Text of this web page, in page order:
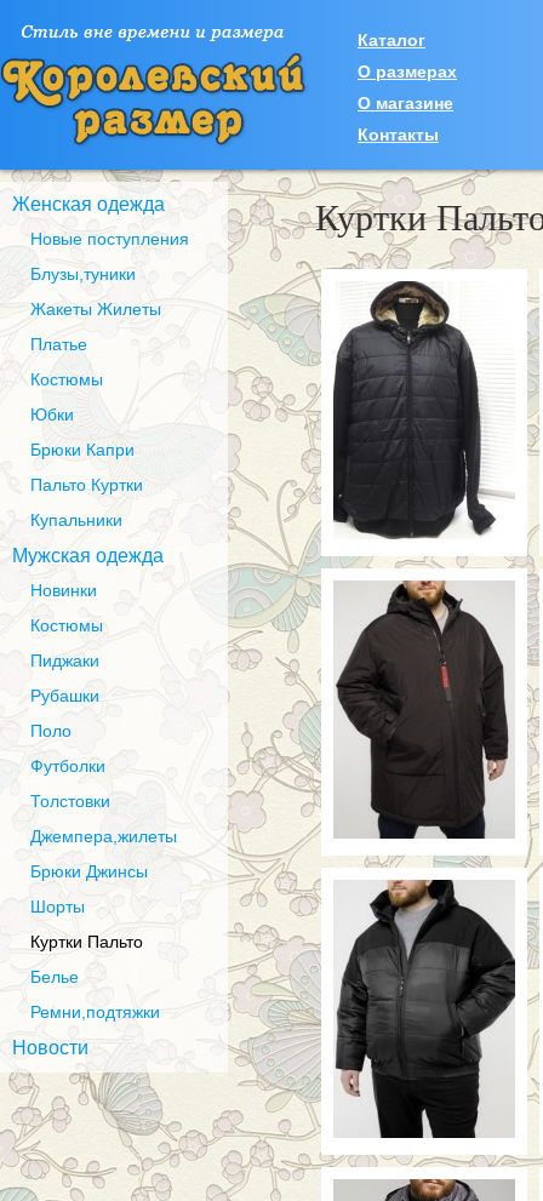
Каталог
О размерах
О магазине
Контакты
Куртки
Женская одежда
Новые поступления
Блузы,туники
Жакеты Жилеты
Платье
Костюмы
Юбки
Брюки Капри
Пальто Куртки
Купальники
Мужская одежда
Новинки
Костюмы
Пиджаки
Рубашки
Поло
Футболки
Толстовки
Джемпера,жилеты
Брюки Джинсы
Шорты
Куртки Пальто
Белье
Ремни,подтяжки
Новости